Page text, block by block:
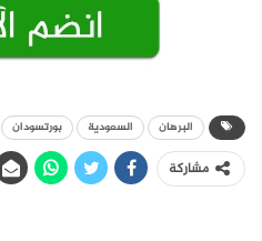
البرهان السعودية بورتسودان
مشاركة